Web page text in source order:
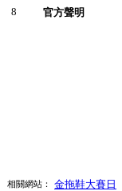
8 官方聲明
相關網站： 金拖鞋大賽日